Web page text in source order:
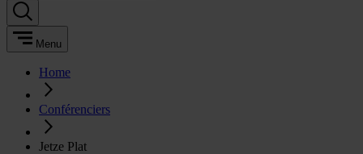
Menu
Home
Conférenciers
Jetze Plat